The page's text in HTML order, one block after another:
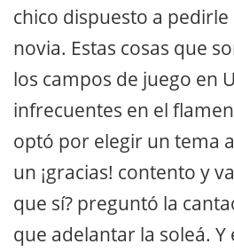
chico dispuesto a
novia. Estas cosas que
los campos de juego en
infrecuentes en el
optó por elegir un tema
un ¡gracias! contento y
que sí? preguntó la
que adelantar la soleá.